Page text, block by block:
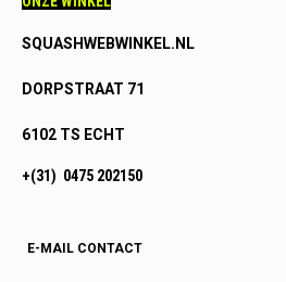
SQUASHWEBWINKEL.NL
DORPSTRAAT 71
6102 TS ECHT
+(31) 0475 202150
E-MAIL CONTACT